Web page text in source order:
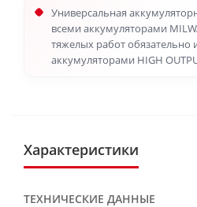
Универсальная
всеми аккумуляторами
тяжелых работ обязательно
аккумуляторами HIGH
Характеристики
ТЕХНИЧЕСКИЕ ДАННЫЕ